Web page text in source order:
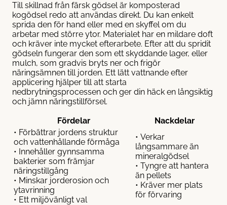
Till skillnad från färsk gödsel är komposterad
kogödsel redo att användas direkt. Du kan enkelt
sprida den för hand eller med en skyffel om du
arbetar med större ytor. Materialet har en mildare doft
och kräver inte mycket efterarbete. Efter att du spridit
gödseln fungerar den som ett skyddande lager, eller
mulch, som gradvis bryts ner och frigör
näringsämnen till jorden. Ett lätt vattnande efter
applicering hjälper till att starta
nedbrytningsprocessen och ger din häck en långsiktig
och jämn näringstillförsel.
Fördelar
Nackdelar
• Förbättrar jordens struktur
och vattenhållande förmåga
• Innehåller gynnsamma
bakterier som främjar
näringstillgång
• Minskar jorderosion och
ytavrinning
• Ett miljövänligt val
• Verkar
långsammare än
mineralgödsel
• Tyngre att hantera
än pellets
• Kräver mer plats
för förvaring